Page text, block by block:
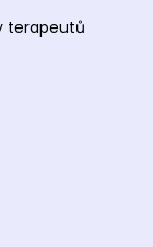
terapeutů